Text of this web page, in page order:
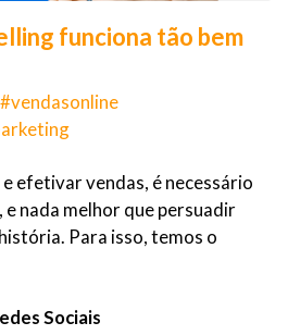
funciona tão bem
efetivar vendas, é necessário
nada melhor que persuadir
Para isso, temos o
Sociais